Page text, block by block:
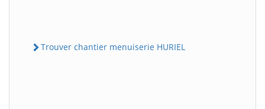
Trouver chantier menuiserie HURIEL